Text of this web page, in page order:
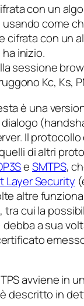
con un
come
cifrata con un
inizio.
sessione
Kc, Ks,
è una
Il
di altri
eSMTPS,
Layer Security
altre
cui la
a sua
avviene in
è descritto in